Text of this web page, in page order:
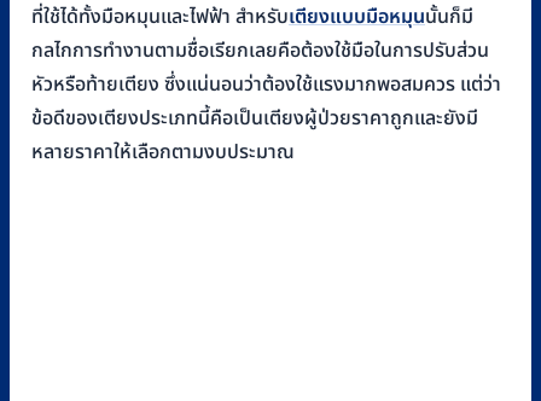
ที่ใช้ได้ทั้งมือหมุนและไฟฟ้า สำหรับเตียงแบบมือหมุนนั้นก็มี
กลไกการทำงานตามชื่อเรียกเลยคือต้องใช้มือในการปรับส่วน
หัวหรือท้ายเตียง ซึ่งแน่นอนว่าต้องใช้แรงมากพอสมควร แต่ว่า
ข้อดีของเตียงประเภทนี้คือเป็นเตียงผู้ป่วยราคาถูกและยังมี
หลายราคาให้เลือกตามงบประมาณ